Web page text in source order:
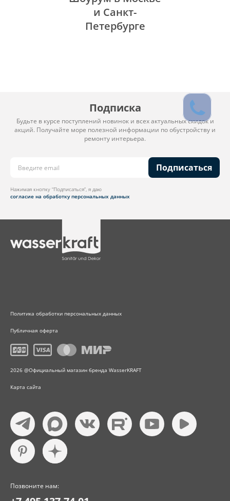
и Санкт-
Петербурге
Подписка
Будьте в курсе поступлений новинок и всех актуальных скидок и
акций. Получайте море полезной информации по обустройству и
ремонту интерьера.
Подписаться
Нажимая кнопку “Подписаться”, я даю
согласие на обработку персональных данных
Политика обработки персональных данных
Публичная оферта
2026 @Официальный магазин бренда WasserKRAFT
Карта сайта
Позвоните нам: